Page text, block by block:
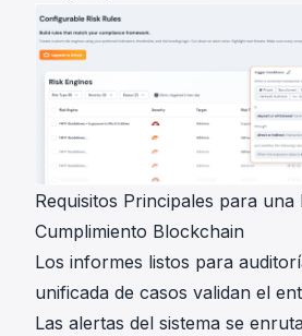
Requisitos Principales para una
Cumplimiento Blockchain
Los informes listos para
unificada de casos validan el
Las alertas del sistema se